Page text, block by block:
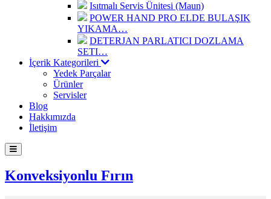
Isıtmalı Servis Ünitesi (Maun)
POWER HAND PRO ELDE BULAŞIK
YIKAMA…
DETERJAN PARLATICI DOZLAMA
SETI…
İçerik Kategorileri
Yedek Parçalar
Ürünler
Servisler
Blog
Hakkımızda
İletişim
Konveksiyonlu Fırın